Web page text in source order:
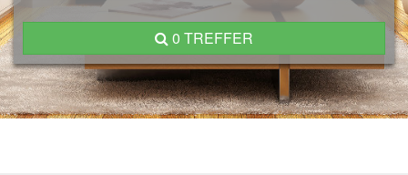
0 TREFFER